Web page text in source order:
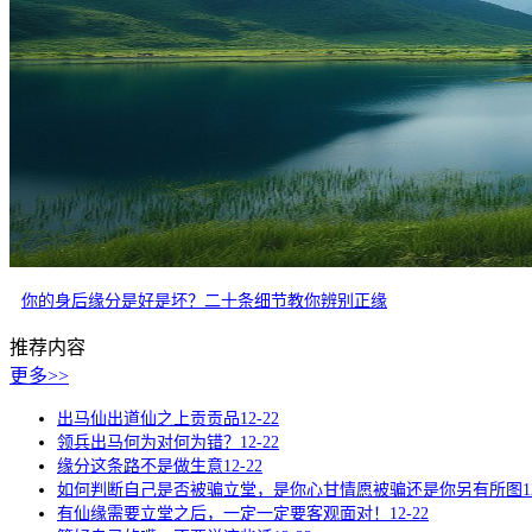
你的身后缘分是好是坏？二十条细节教你辨别正缘
推荐内容
更多>>
出马仙出道仙之上贡贡品12-22
领兵出马何为对何为错？ 12-22
缘分这条路不是做生意12-22
如何判断自己是否被骗立堂，是你心甘情愿被骗还是你另有所图
有仙缘需要立堂之后，一定一定要客观面对！ 12-22